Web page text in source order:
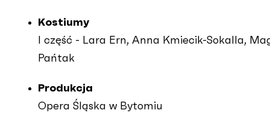
Kostiumy
I część - Lara Ern, Anna Kmiecik-Sokalla,
Pańtak
Produkcja
Opera Śląska w Bytomiu